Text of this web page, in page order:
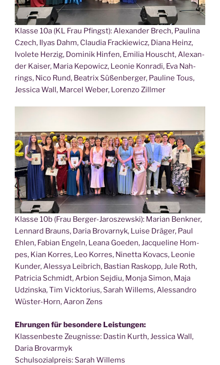
Klas­se 10a (KL Frau Pfingst): Alex­an­der Brech, Pau­li­na
Czech, Ily­as Dahm, Clau­dia Fra­ckie­wicz, Dia­na Heinz,
Ivo­le­te Her­zig, Domi­nik Hin­fen, Emi­lia Houscht, Alex­an­
der Kai­ser, Maria Kepo­wicz, Leo­nie Kon­ra­di, Eva Nah­
rings, Nico Rund, Bea­trix Süßen­ber­ger, Pau­li­ne Tous,
Jes­si­ca Wall, Mar­cel Weber, Loren­zo Zillmer
Klas­se 10b (Frau Ber­ger-Jaro­szew­ski): Mari­an Ben­kner,
Len­nard Brauns, Daria Bro­var­nyk, Lui­se Drä­ger, Paul
Ehlen, Fabi­an Engeln, Lea­na Goe­den, Jac­que­line Hom­
pes, Kian Kor­res, Leo Kor­res, Ninet­ta Kovacs, Leo­nie
Kun­der, Ales­sya Leibrich, Bas­ti­an Ras­kopp, Jule Roth,
Patri­cia Schmidt, Arbi­on Sej­diu, Mon­ja Simon, Maja
Udzins­ka, Tim Vick­to­ri­us, Sarah Wil­lems, Ales­san­dro
Wüs­ter-Horn, Aaron Zens
Ehrun­gen für beson­de­re Leistungen:
Klas­sen­bes­te Zeug­nis­se: Das­tin Kurth, Jes­si­ca Wall,
Daria Brovarmyk
Schul­so­zi­al­preis: Sarah Willems